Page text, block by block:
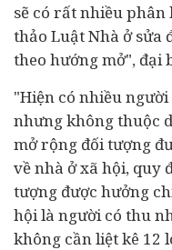
sẽ có rất nhiều
thảo Luật Nhà ở sửa
theo hướng mở", đại
"Hiện có nhiều
nhưng không thuộc
mở rộng đối tượng
về nhà ở xã hội, quy
tượng được hưởng
hội là người có thu
không cần liệt kê 12